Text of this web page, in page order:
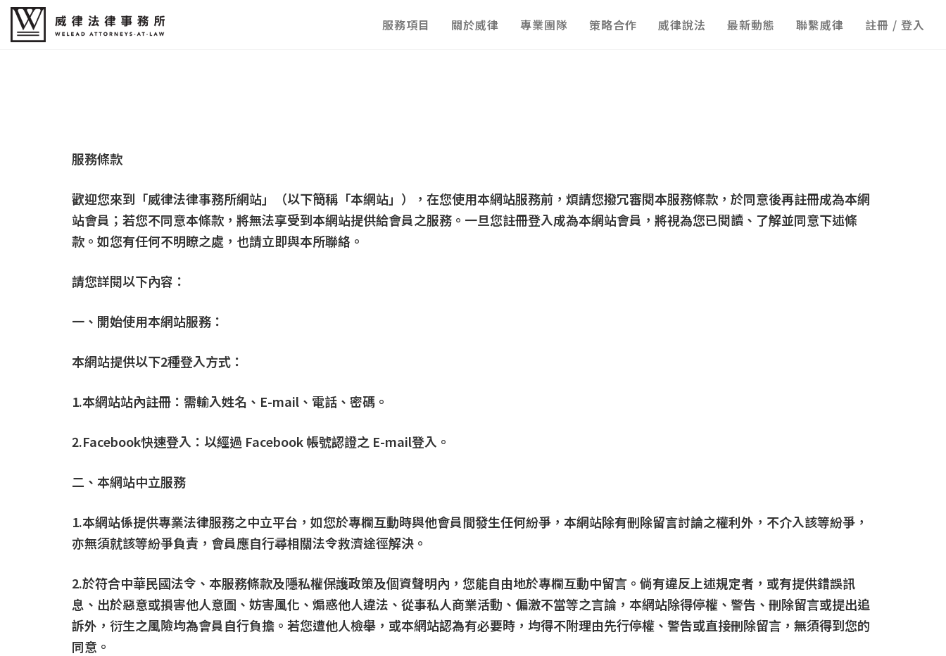
服務項目 關於威律 專業團隊 策略合作 威律說法 最新動態 聯繫威律 註冊 / 登入
服務條款
歡迎您來到「威律法律事務所網站」（以下簡稱「本網站」），在您使用本網站服務前，煩請您撥冗審閱本服務條款，於同意後再註冊成為本網
站會員；若您不同意本條款，將無法享受到本網站提供給會員之服務。一旦您註冊登入成為本網站會員，將視為您已閱讀、了解並同意下述條
款。如您有任何不明瞭之處，也請立即與本所聯絡。
請您詳閱以下內容：
一、開始使用本網站服務：
本網站提供以下2種登入方式：
1.本網站站內註冊：需輸入姓名、E-mail、電話、密碼。
2.Facebook快速登入：以經過 Facebook 帳號認證之 E-mail登入。
二、本網站中立服務
1.本網站係提供專業法律服務之中立平台，如您於專欄互動時與他會員間發生任何紛爭，本網站除有刪除留言討論之權利外，不介入該等紛爭，
亦無須就該等紛爭負責，會員應自行尋相關法令救濟途徑解決。
2.於符合中華民國法令、本服務條款及隱私權保護政策及個資聲明內，您能自由地於專欄互動中留言。倘有違反上述規定者，或有提供錯誤訊
息、出於惡意或損害他人意圖、妨害風化、煽惑他人違法、從事私人商業活動、偏激不當等之言論，本網站除得停權、警告、刪除留言或提出追
訴外，衍生之風險均為會員自行負擔。若您遭他人檢舉，或本網站認為有必要時，均得不附理由先行停權、警告或直接刪除留言，無須得到您的
同意。